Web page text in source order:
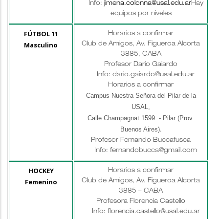
Info: jimena.colonna@usal.edu.arHay
equipos por niveles
FÚTBOL 11
Masculino
Horarios a confirmar
Club de Amigos, Av. Figueroa Alcorta
3885, CABA
Profesor Darío Gaiardo
Info: dario.gaiardo@usal.edu.ar
Horarios a confirmar
Campus Nuestra Señora del Pilar de la
USAL,
Calle Champagnat 1599 - Pilar (Prov.
Buenos Aires).
Profesor Fernando Buccafusca
Info: fernandobucca@gmail.com
HOCKEY
Femenino
Horarios a confirmar
Club de Amigos, Av. Figueroa Alcorta
3885 – CABA
Profesora Florencia Castello
Info: florencia.castello@usal.edu.ar